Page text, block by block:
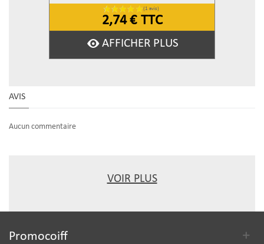
2,74 € TTC
AFFICHER PLUS
AVIS
Aucun commentaire
VOIR PLUS
Promocoiff